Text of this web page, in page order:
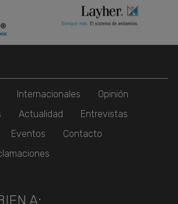
Internacionales
Opinión
Actualidad
Entrevistas
Eventos
Contacto
A: